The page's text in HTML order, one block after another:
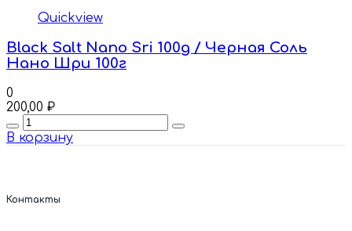
Quickview
Black Salt Nano Sri 100g / Черная Соль
Нано Шри 100г
0
200,00 ₽
Quantity
В корзину
Контакты